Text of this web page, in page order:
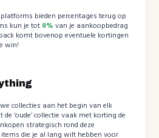
bieden percentages terug op
kun je tot 8% van je aankoopbedrag
komt bovenop eventuele kortingen
win!
collecties aan het begin van elk
‘oude’ collectie vaak met korting de
strategisch rond deze
die je al lang wilt hebben voor